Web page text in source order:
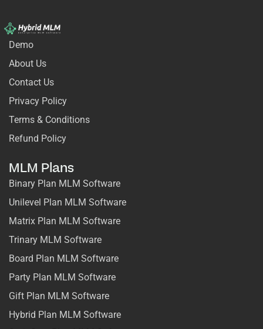
Demo
About Us
Contact Us
Privacy Policy
Terms & Conditions
Refund Policy
MLM Plans
Binary Plan MLM Software
Unilevel Plan MLM Software
Matrix Plan MLM Software
Trinary MLM Software
Board Plan MLM Software
Party Plan MLM Software
Gift Plan MLM Software
Hybrid Plan MLM Software